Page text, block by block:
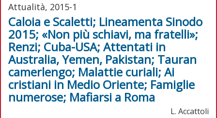
Attualità, 2015-1
Caloia e Scaletti; Lineamenta Sinodo
2015; «Non più schiavi, ma fratelli»;
Renzi; Cuba-USA; Attentati in
Australia, Yemen, Pakistan; Tauran
camerlengo; Malattie curiali; Ai
cristiani in Medio Oriente; Famiglie
numerose; Mafiarsi a Roma
L. Accattoli